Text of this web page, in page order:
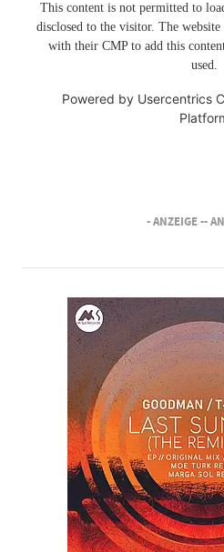
This content is not permitted to
disclosed to the visitor. The website
with their CMP to add this
used.
Powered by Usercentrics
- ANZEIGE --